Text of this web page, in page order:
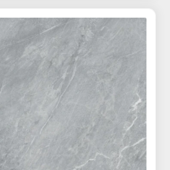
termékcsalád
Night Wall
Flow